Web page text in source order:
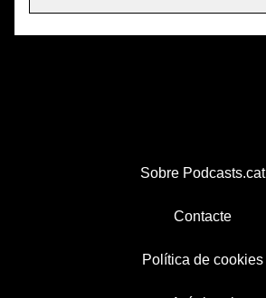
Sobre Podcasts.cat
Contacte
Política de cookies